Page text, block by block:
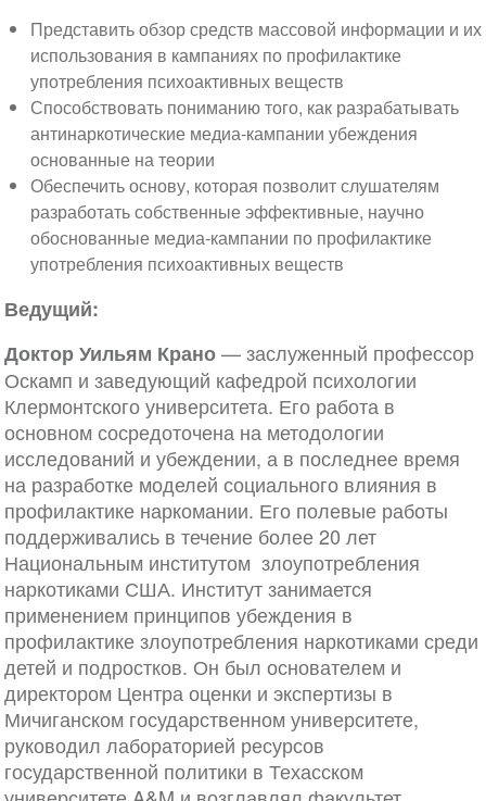
Представить обзор средств массовой информации и их
использования в кампаниях по профилактике
употребления психоактивных веществ
Способствовать пониманию того, как разрабатывать
антинаркотические медиа-кампании убеждения
основанные на теории
Обеспечить основу, которая позволит слушателям
разработать собственные эффективные, научно
обоснованные медиа-кампании по профилактике
употребления психоактивных веществ
Ведущий:
Доктор Уильям Крано— заслуженный профессор
Оскамп и заведующий кафедрой психологии
Клермонтского университета. Его работа в
основном сосредоточена на методологии
исследований и убеждении, а в последнее время
на разработке моделей социального влияния в
профилактике наркомании. Его полевые работы
поддерживались в течение более 20 лет
Национальным институтом злоупотребления
наркотиками США. Институт занимается
применением принципов убеждения в
профилактике злоупотребления наркотиками среди
детей и подростков. Он был основателем и
директором Центра оценки и экспертизы в
Мичиганском государственном университете,
руководил лабораторией ресурсов
государственной политики в Техасском